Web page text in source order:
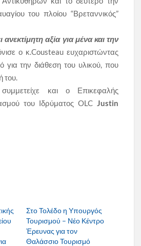
του πλοίου “Βρεταννικός”
αξία για μένα και την
ο κ.Cousteau ευχαριστώντας
την διάθεση του υλικού, που
του.
και ο Επικεφαλής
του Ιδρύματος OLC Justin
Στο Τολέδο η Υπουργός
Τουρισμού – Νέο Κέντρο
Έρευνας για τον
Θαλάσσιο Τουρισμό